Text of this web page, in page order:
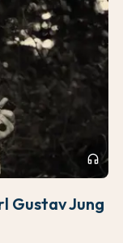
headphones
Gustav Jung